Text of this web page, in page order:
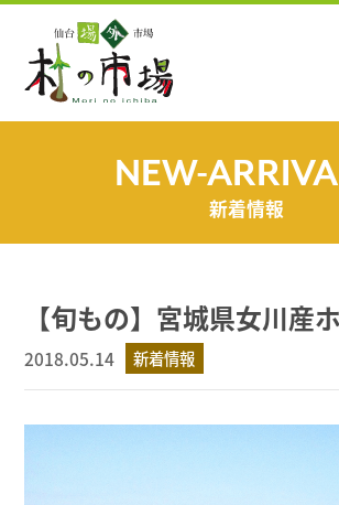
ッ
NEW-
新着情報
【旬もの】宮城県女川産
2018.05.14 新着情報